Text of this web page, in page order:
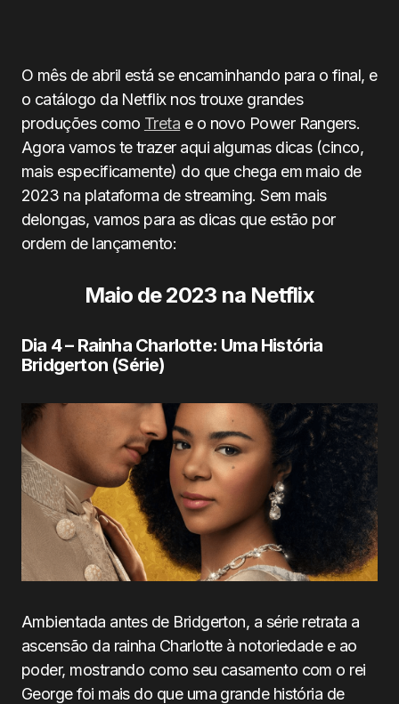
O mês de abril está se encaminhando para o final, e
o catálogo da Netflix nos trouxe grandes
produções como Treta e o novo Power Rangers.
Agora vamos te trazer aqui algumas dicas (cinco,
mais especificamente) do que chega em maio de
2023 na plataforma de streaming. Sem mais
delongas, vamos para as dicas que estão por
ordem de lançamento:
Maio de 2023 na Netflix
Dia 4 – Rainha Charlotte: Uma História
Bridgerton (Série)
Ambientada antes de Bridgerton, a série retrata a
ascensão da rainha Charlotte à notoriedade e ao
poder, mostrando como seu casamento com o rei
George foi mais do que uma grande história de